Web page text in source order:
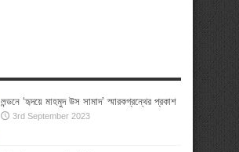
লন্ডনে ‘হৃদয়ে মাহমুদ উস সামাদ’ স্মারকগ্রন্থের প্রকাশ
3rd September 2023